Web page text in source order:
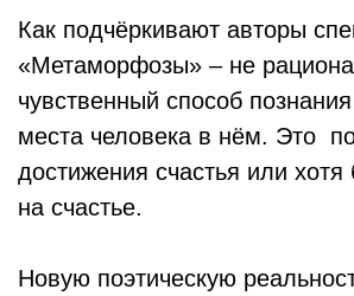
Как подчёркивают авторы
«Метаморфозы» – не
чувственный способ
места человека в нём. Это
достижения счастья или
на счастье.
Новую поэтическую